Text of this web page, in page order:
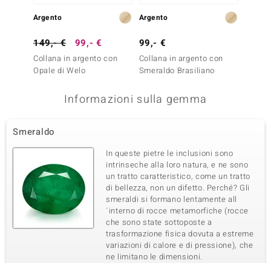
Argento
149,- € 99,- €
Collana in argento con
Opale di Welo
Argento
99,- €
Collana in argento con
Smeraldo Brasiliano
Informazioni sulla gemma
Smeraldo
In queste pietre le inclusioni sono
intrinseche alla loro natura, e ne sono
un tratto caratteristico, come un tratto
di bellezza, non un difetto. Perché? Gli
smeraldi si formano lentamente all
´interno di rocce metamorfiche (rocce
che sono state sottoposte a
trasformazione fisica dovuta a estreme
variazioni di calore e di pressione), che
ne limitano le dimensioni.